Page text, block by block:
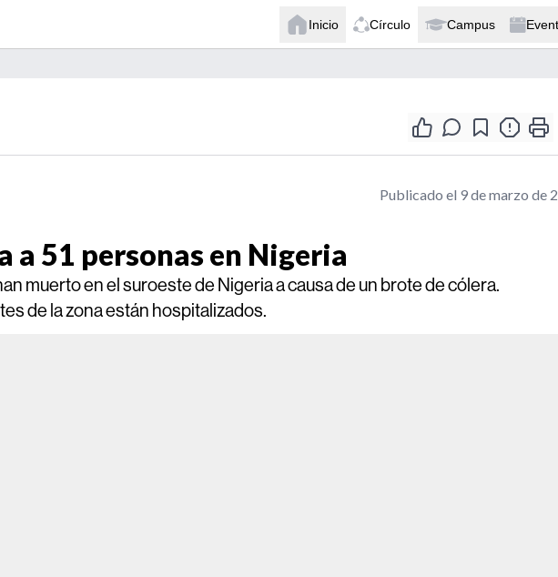
Inicio Círculo Campus
Publicado el 9 de marzo de
a 51 personas en Nigeria
muerto en el suroeste de Nigeria a causa de un brote de cólera.
de la zona están hospitalizados.